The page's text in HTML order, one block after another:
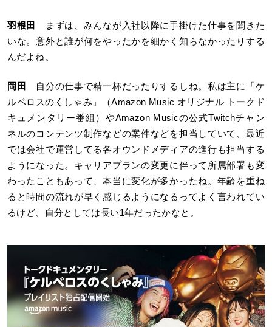
羽根田
まずは、みんなが入社以降に手掛けた仕事を聞きた
いな。意外と誰が何をやったかを細かく知らなかったりする
んだよね。
岡田
自分の仕事で精一杯だったりするしね。私は主に「ケ
ルベロスのくしゃみ」（Amazon Music オリジナル トークド
キュメンタリー番組）やAmazon Musicの公式Twitchチャン
ネルのコンテンツ制作などの案件などを担当していて、最近
では会社で運営してる各オウンドメディアの進行も担当する
ようになった。キャリアプランの変更に伴って所属部署も変
わったこともあって、本当に変化が多かったね。年齢を重ね
ると時間の流れが早く感じるようになるってよく言われてい
るけど、自分としては長い1年だったかなと。